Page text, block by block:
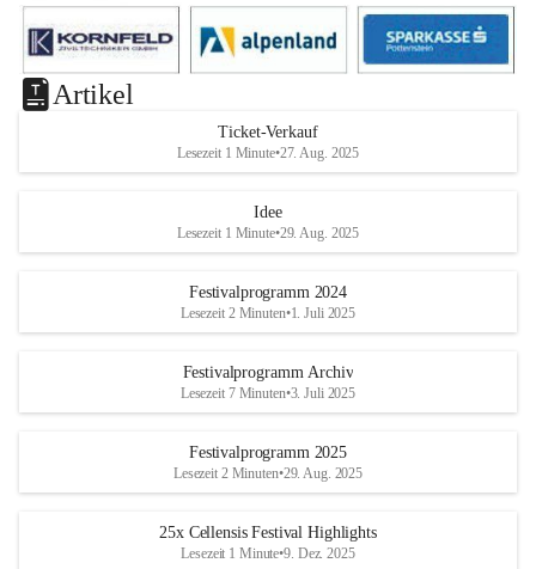
Artikel
Ticket-Verkauf
Lesezeit 1 Minute•27. Aug. 2025
Idee
Lesezeit 1 Minute•29. Aug. 2025
Festivalprogramm 2024
Lesezeit 2 Minuten•1. Juli 2025
Festivalprogramm Archiv
Lesezeit 7 Minuten•3. Juli 2025
Festivalprogramm 2025
Lesezeit 2 Minuten•29. Aug. 2025
25x Cellensis Festival Highlights
Lesezeit 1 Minute•9. Dez. 2025